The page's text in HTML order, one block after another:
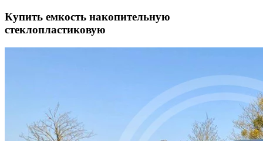
Купить емкость накопительную
стеклопластиковую